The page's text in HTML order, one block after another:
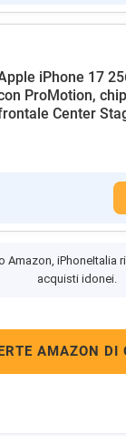
iPhone 17
ProMotion,
Center
Amazon, iPhoneItalia
acquisti idonei.
AMAZON DI